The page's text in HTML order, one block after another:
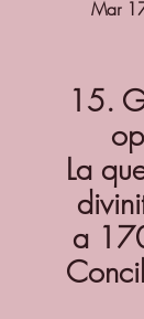
Mar
15.
La
a